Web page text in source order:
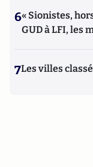
6« Sionistes,
GUD à LFI, les
7Les villes